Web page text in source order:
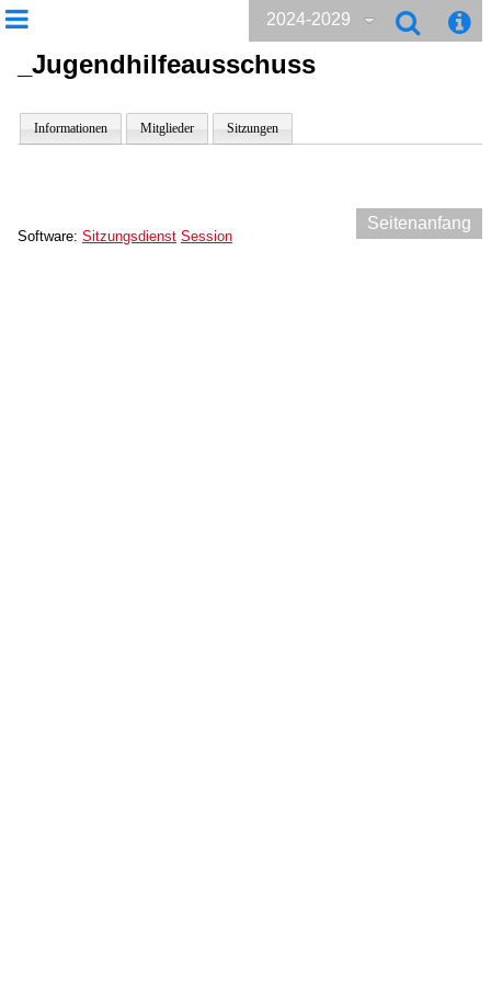
2024-2029
_Jugendhilfeausschuss
Informationen Mitglieder Sitzungen
Seitenanfang
Software: Sitzungsdienst Session